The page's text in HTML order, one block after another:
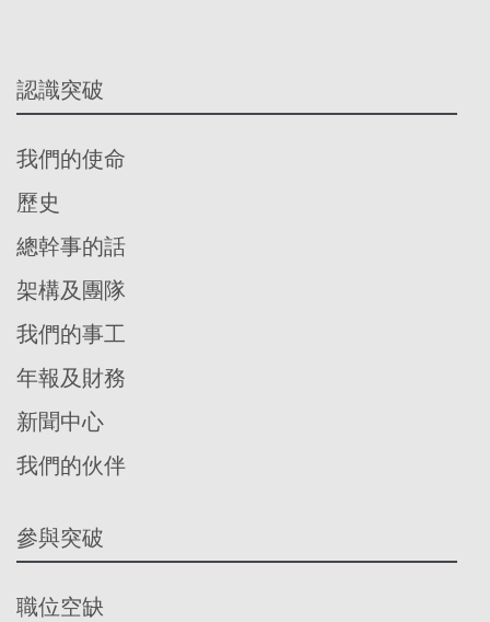
認識突破
我們的使命
歷史
總幹事的話
架構及團隊
我們的事工
年報及財務
新聞中心
我們的伙伴
參與突破
職位空缺